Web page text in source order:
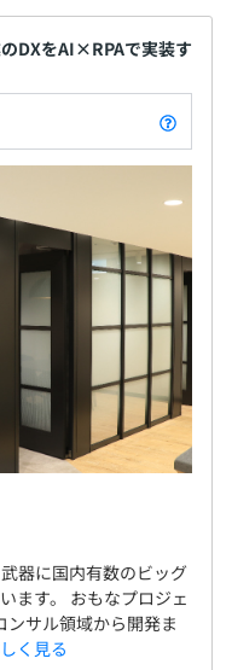
のDXをAI×RPAで実装す
器に国内有数のビッグ
ます。 おもなプロジェ
ンサル領域から開発ま
く見る